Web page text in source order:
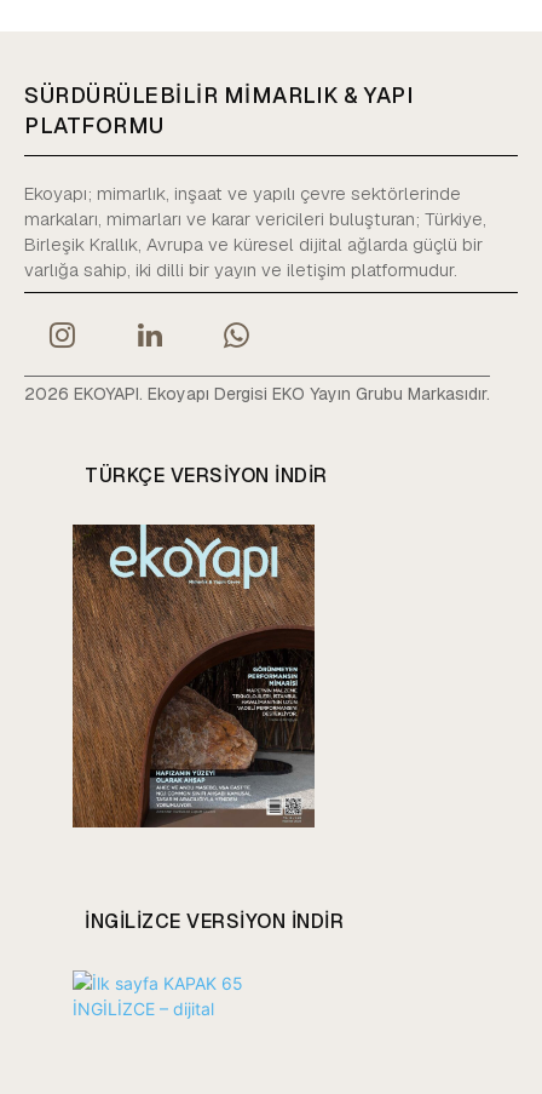
SÜRDÜRÜLEBİLİR MİMARLIK & YAPI
PLATFORMU
Ekoyapı; mimarlık, inşaat ve yapılı çevre sektörlerinde
markaları, mimarları ve karar vericileri buluşturan; Türkiye,
Birleşik Krallık, Avrupa ve küresel dijital ağlarda güçlü bir
varlığa sahip, iki dilli bir yayın ve iletişim platformudur.
2026 EKOYAPI. Ekoyapı Dergisi EKO Yayın Grubu Markasıdır.
TÜRKÇE VERSIYON INDIR
INGILIZCE VERSIYON INDIR